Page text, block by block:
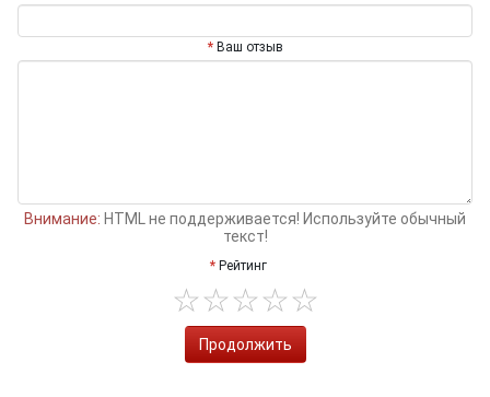
Ваш отзыв
Внимание: HTML не поддерживается! Используйте обычный
текст!
Рейтинг
Продолжить